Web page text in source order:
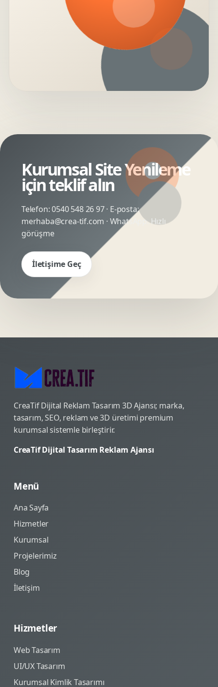
Kurumsal Site Yenileme
için teklif alın
Telefon:0540 548 26 97· E-posta:
merhaba@crea-tif.com · WhatsApp:Hızlı
görüşme
İletişime Geç
CreaTif Dijital Reklam Tasarım 3D Ajansı; marka,
tasarım, SEO, reklam ve 3D üretimi premium
kurumsal sistemle birleştirir.
CreaTif Dijital Tasarım Reklam Ajansı
Menü
Ana Sayfa
Hizmetler
Kurumsal
Projelerimiz
Blog
İletişim
Hizmetler
Web Tasarım
UI/UX Tasarım
Kurumsal Kimlik Tasarımı